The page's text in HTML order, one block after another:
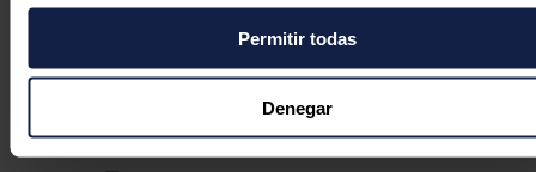
en el Menú de consentimiento.
Si lo permite, también quisiéramos:
Recopilar información sobre su ubicación geográfica
puede tener una precisión de varios metros
Identificar su dispositivo analizándolo activamente
Permitir todas
Denegar
En defensa de la comercialización
y rigor
Javier Colón05/08/2026